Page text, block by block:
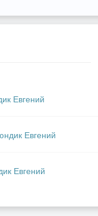
Евгений
Евгений
Евгений